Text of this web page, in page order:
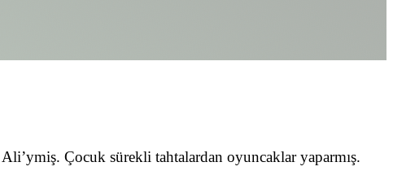
Çocuk sürekli tahtalardan oyuncaklar yaparmış.